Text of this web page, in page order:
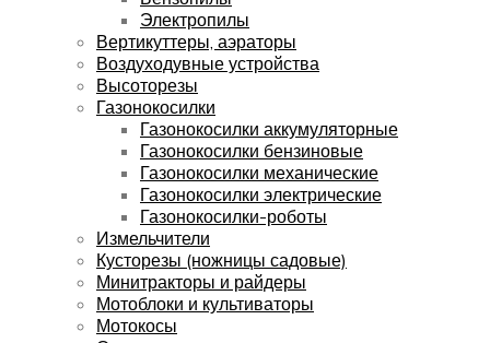
Электропилы
Вертикуттеры, аэраторы
Воздуходувные устройства
Высоторезы
Газонокосилки
Газонокосилки аккумуляторные
Газонокосилки бензиновые
Газонокосилки механические
Газонокосилки электрические
Газонокосилки-роботы
Измельчители
Кусторезы (ножницы садовые)
Минитракторы и райдеры
Мотоблоки и культиваторы
Мотокосы